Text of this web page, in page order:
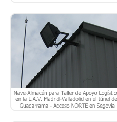
CONCURSO CON INTERVENCIÓN DE
JURADO: 132 VIVIENDAS VPPA EN
LA PARCELA 11.1 PLAN PARCIAL
NUESTRA SEÑORA DE LOS ÁNGELES
EN VALLECAS – MADRID.